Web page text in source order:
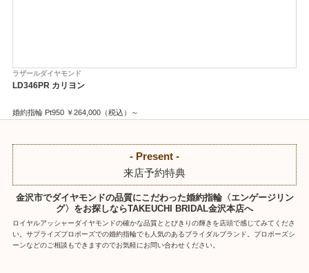
ラザールダイヤモンド
LD346PR カリヨン
婚約指輪 Pt950 ￥264,000（税込）～
- Present -
来店予約特典
金沢市でダイヤモンドの品質にこだわった婚約指輪〈エンゲージリン
グ〉をお探しならTAKEUCHI BRIDAL金沢本店へ
ロイヤルアッシャーダイヤモンドの確かな品質ととびきりの輝きを店頭で感じてみてくださ
い。サプライズプロポーズでの婚約指輪でも人気のあるブライダルブランド。プロポーズシ
ーンなどのご相談もできますのでお気軽にお問い合わせください。